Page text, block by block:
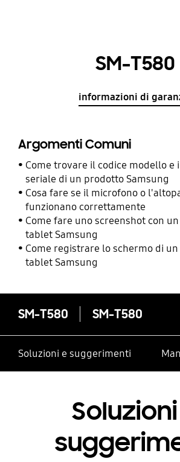
SM-T580
informazioni di
Argomenti Comuni
Come trovare il codice modello e
seriale di un prodotto Samsung
Cosa fare se il microfono o
funzionano correttamente
Come fare uno screenshot con
tablet Samsung
Come registrare lo schermo di
tablet Samsung
SM-T580 SM-T580
Soluzioni e suggerimenti